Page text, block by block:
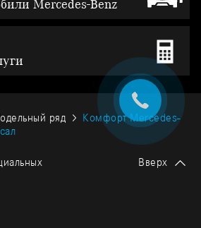
Mercedes-Benz
ряд
Комфорт Mercedes-
Вверх